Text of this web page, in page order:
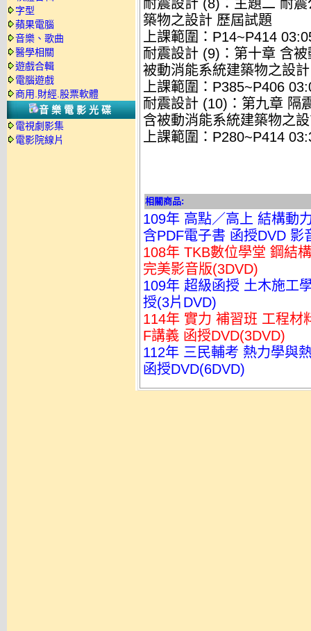
字型
蘋果電腦
音樂、歌曲
醫學相關
遊戲合輯
電腦遊戲
商用.財經.股票軟體
音樂電影光碟
電視劇影集
電影院線片
耐震設計 (8)：主題二 耐
築物之設計 歷屆試題
上課範圍：P14~P414
耐震設計 (9)：第十章 含
被動消能系統建築物之設
上課範圍：P385~P406
耐震設計 (10)：第九章 隔
含被動消能系統建築物之
上課範圍：P280~P414
相關商品:
109年 高點／高上 結構動
含PDF電子書 函授DVD 影
108年 TKB數位學堂 鋼結
完美影音版(3DVD)
109年 超級函授 土木施工
授(3片DVD)
114年 實力 補習班 工程材
F講義 函授DVD(3DVD)
112年 三民輔考 熱力學與
函授DVD(6DVD)